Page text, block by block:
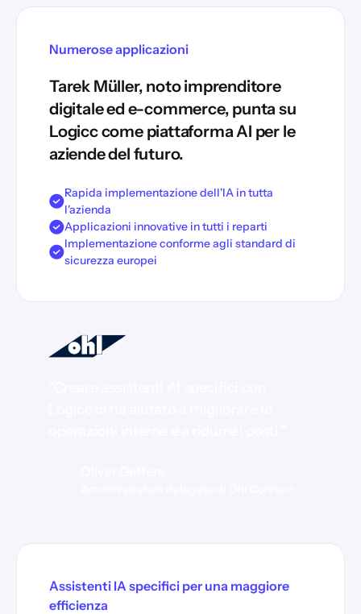
Numerose applicazioni
Tarek Müller, noto imprenditore
digitale ed e-commerce, punta su
Logicc come piattaforma AI per le
aziende del futuro.
Rapida implementazione dell'IA in tutta
l'azienda
Applicazioni innovative in tutti i reparti
Implementazione conforme agli standard di
sicurezza europei
Assistenti IA specifici per una maggiore
efficienza